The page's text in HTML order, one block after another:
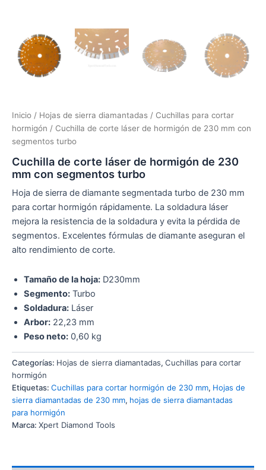
Inicio / Hojas de sierra diamantadas / Cuchillas para cortar
hormigón / Cuchilla de corte láser de hormigón de 230 mm con
segmentos turbo
Cuchilla de corte láser de hormigón de 230
mm con segmentos turbo
Hoja de sierra de diamante segmentada turbo de 230 mm
para cortar hormigón rápidamente. La soldadura láser
mejora la resistencia de la soldadura y evita la pérdida de
segmentos. Excelentes fórmulas de diamante aseguran el
alto rendimiento de corte.
Tamaño de la hoja: D230mm
Segmento: Turbo
Soldadura: Láser
Arbor: 22,23 mm
Peso neto: 0,60 kg
Categorías: Hojas de sierra diamantadas, Cuchillas para cortar
hormigón
Etiquetas: Cuchillas para cortar hormigón de 230 mm, Hojas de
sierra diamantadas de 230 mm, hojas de sierra diamantadas
para hormigón
Marca: Xpert Diamond Tools